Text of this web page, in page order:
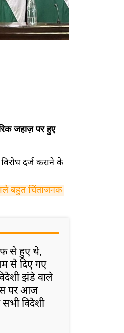
जहाज़ पर हुए
दर्ज कराने के
बहुत चिंताजनक
से हुए थे,
से दिए गए
झंडे वाले
पर आज
विदेशी